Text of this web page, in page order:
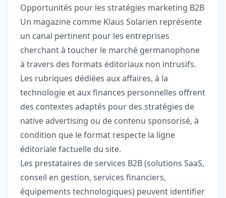
Opportunités pour les stratégies marketing B2B
Un magazine comme Klaus Solarien représente
un canal pertinent pour les entreprises
cherchant à toucher le marché germanophone
à travers des formats éditoriaux non intrusifs.
Les rubriques dédiées aux affaires, à la
technologie et aux finances personnelles offrent
des contextes adaptés pour des stratégies de
native advertising ou de contenu sponsorisé, à
condition que le format respecte la ligne
éditoriale factuelle du site.
Les prestataires de services B2B (solutions SaaS,
conseil en gestion, services financiers,
équipements technologiques) peuvent identifier